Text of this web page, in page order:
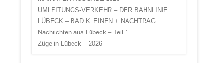
UMLEITUNGS-VERKEHR – DER BAHNLINIE
LÜBECK – BAD KLEINEN + NACHTRAG
Nachrichten aus Lübeck – Teil 1
Züge in Lübeck – 2026